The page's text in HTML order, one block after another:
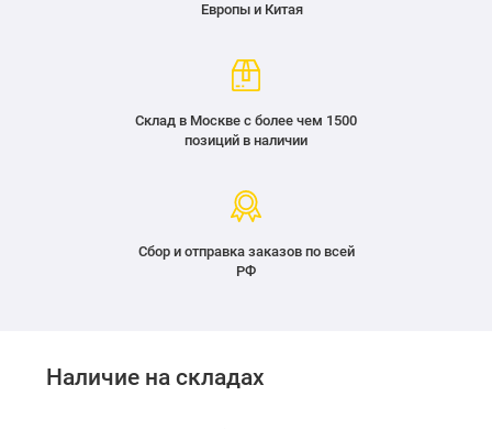
Европы и Китая
Склад в Москве с более чем 1500
позиций в наличии
Сбор и отправка заказов по всей
РФ
Наличие на складах